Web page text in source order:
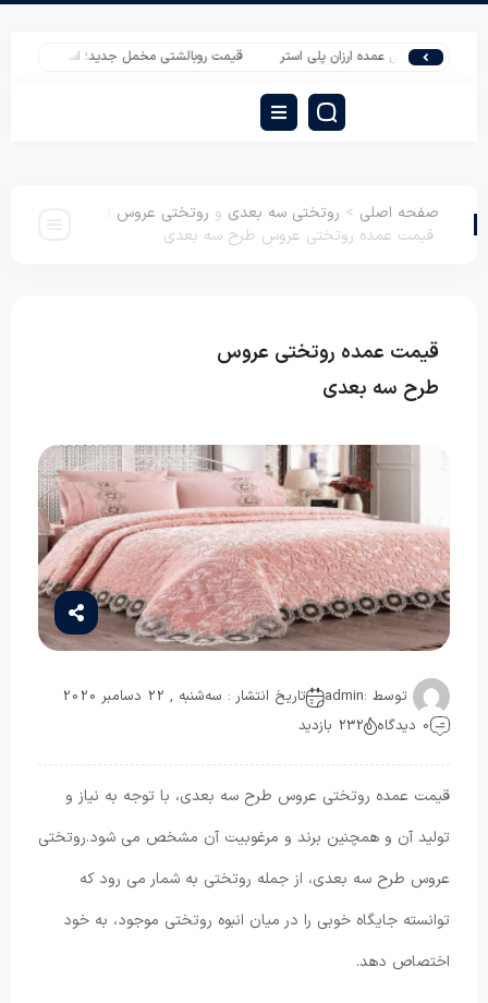
روتختی عمده ارزان پلی استر قیمت روبالشتی مخمل جدید؛ استعلام عمده مستقیم
صفحه اصلی > روتختی سه بعدی و روتختی عروس :
قیمت عمده روتختی عروس طرح سه بعدی
قیمت عمده روتختی عروس
طرح سه بعدی
توسط :admin
تاریخ انتشار : سه‌شنبه , 22 دسامبر 2020
0 دیدگاه
232 بازدید
قیمت عمده روتختی عروس طرح سه بعدی، با توجه به نیاز و
تولید آن و همچنین برند و مرغوبیت آن مشخص می شود.روتختی
عروس طرح سه بعدی، از جمله روتختی به شمار می رود که
توانسته جایگاه خوبی را در میان انبوه روتختی موجود، به خود
اختصاص دهد.